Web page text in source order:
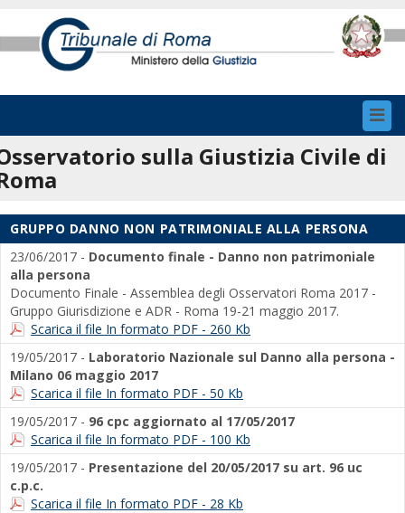
sulla Giustizia Civile di
GRUPPO DANNO NON PATRIMONIALE ALLA PERSONA
23/06/2017 - Documento finale - Danno non patrimoniale
alla persona
Documento Finale - Assemblea degli Osservatori Roma 2017 -
Gruppo Giurisdizione e ADR - Roma 19-21 maggio 2017.
Scarica il file In formato PDF - 260 Kb
19/05/2017 - Laboratorio Nazionale sul Danno alla persona -
Milano 06 maggio 2017
Scarica il file In formato PDF - 50 Kb
19/05/2017 - 96 cpc aggiornato al 17/05/2017
Scarica il file In formato PDF - 100 Kb
19/05/2017 - Presentazione del 20/05/2017 su art. 96 uc
c.p.c.
Scarica il file In formato PDF - 28 Kb